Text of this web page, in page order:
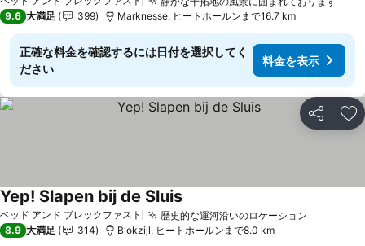
料金
9.6 大満足 399 Marknesse, ヒートホールンまで16.7 km
正確な料金を確認するには日付を選択してく
ださい
料金を表示
シェア お
ベッド アンド ブレックファスト 歴史的な運河沿いのロケーション
Yep! Slapen bij de Sluis料金を表示
8.9 大満足 314 Blokzijl, ヒートホールンまで8.0 km